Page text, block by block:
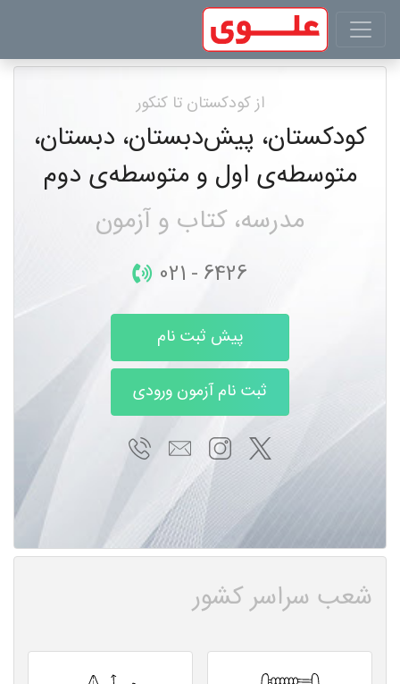
از کودکستان تا کنکور
کودکستان، پیش‌دبستان، دبستان،
متوسطه‌ی اول و متوسطه‌ی دوم
مدرسه، کتاب و آزمون
021 - 6426
پیش ثبت نام
ثبت نام آزمون ورودی
شعب سراسر کشور